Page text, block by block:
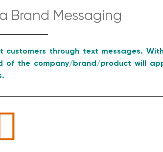
Brand Messaging
through text messages.
of the company/brand/product will